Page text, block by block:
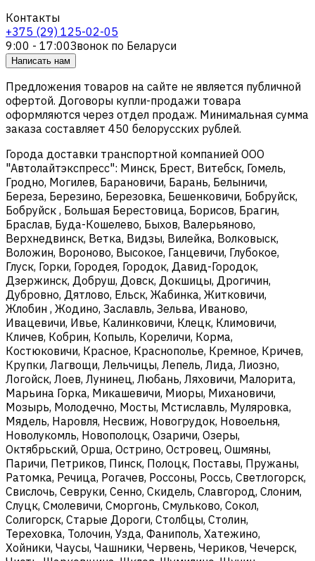
Контакты
+375 (29) 125-02-05
9:00 - 17:00Звонок по Беларуси
Написать нам
Предложения товаров на сайте не является публичной
офертой. Договоры купли-продажи товара
оформляются через отдел продаж. Минимальная сумма
заказа составляет 450 белорусских рублей.
Города доставки транспортной компанией ООО
"Автолайтэкспресс": Минск, Брест, Витебск, Гомель,
Гродно, Могилев, Барановичи, Барань, Белыничи,
Береза, Березино, Березовка, Бешенковичи, Бобруйск,
Бобруйск , Большая Берестовица, Борисов, Брагин,
Браслав, Буда-Кошелево, Быхов, Валерьяново,
Верхнедвинск, Ветка, Видзы, Вилейка, Волковыск,
Воложин, Вороново, Высокое, Ганцевичи, Глубокое,
Глуск, Горки, Городея, Городок, Давид-Городок,
Дзержинск, Добруш, Довск, Докшицы, Дрогичин,
Дубровно, Дятлово, Ельск, Жабинка, Житковичи,
Жлобин , Жодино, Заславль, Зельва, Иваново,
Ивацевичи, Ивье, Калинковичи, Клецк, Климовичи,
Кличев, Кобрин, Копыль, Кореличи, Корма,
Костюковичи, Красное, Краснополье, Кремное, Кричев,
Крупки, Лагвощи, Лельчицы, Лепель, Лида, Лиозно,
Логойск, Лоев, Лунинец, Любань, Ляховичи, Малорита,
Марьина Горка, Микашевичи, Миоры, Михановичи,
Мозырь, Молодечно, Мосты, Мстиславль, Муляровка,
Мядель, Наровля, Несвиж, Новогрудок, Новоельня,
Новолукомль, Новополоцк, Озаричи, Озеры,
Октябрьский, Орша, Острино, Островец, Ошмяны,
Паричи, Петриков, Пинск, Полоцк, Поставы, Пружаны,
Ратомка, Речица, Рогачев, Россоны, Россь, Светлогорск,
Свислочь, Севруки, Сенно, Скидель, Славгород, Слоним,
Слуцк, Смолевичи, Сморгонь, Смульково, Сокол,
Солигорск, Старые Дороги, Столбцы, Столин,
Тереховка, Толочин, Узда, Фаниполь, Хатежино,
Хойники, Чаусы, Чашники, Червень, Чериков, Чечерск,